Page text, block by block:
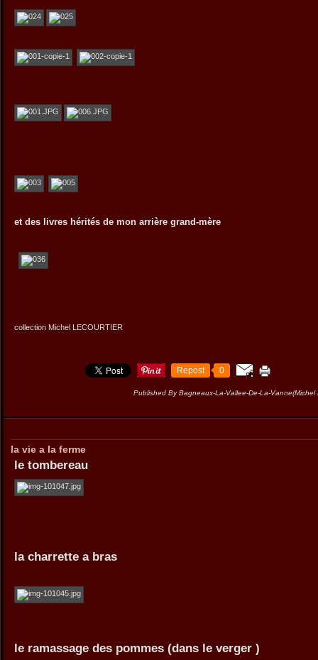
et des livres hérités de mon arrière grand-mère
collection Michel LECOURTIER
Repost 0
Published By Bagneaux-La-Vallee-De-La-Vanne(Michel
la vie a la ferme
le tombereau
la charrette a bras
le ramassage des pommes (dans le verger )